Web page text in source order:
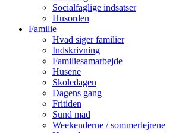
Socialfaglige indsatser
Husorden
Familie
Hvad siger familier
Indskrivning
Familiesamarbejde
Husene
Skoledagen
Dagens gang
Fritiden
Sund mad
Weekenderne / sommerlejrene